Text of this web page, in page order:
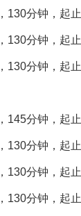
130分钟，起
130分钟，起
130分钟，起
145分钟，起
130分钟，起
130分钟，起
130分钟，起